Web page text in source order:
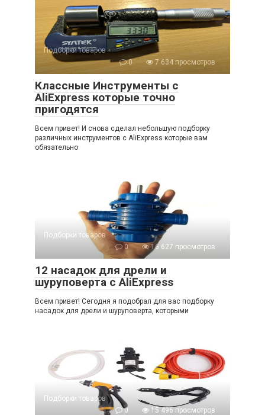
Подборки товаров
0
7 634 просмотров
Классные Инструменты с
AliExpress которые точно
пригодятся
Всем привет! И снова сделал небольшую подборку
различных инструментов с AliExpress которые вам
обязательно
Подборки товаров
0
16 627 просмотров
12 насадок для дрели и
шуруповерта с AliExpress
Всем привет! Сегодня я подобрал для вас подборку
насадок для дрели и шуруповерта, которыми
Подборки товаров
0
15 496 просмотров